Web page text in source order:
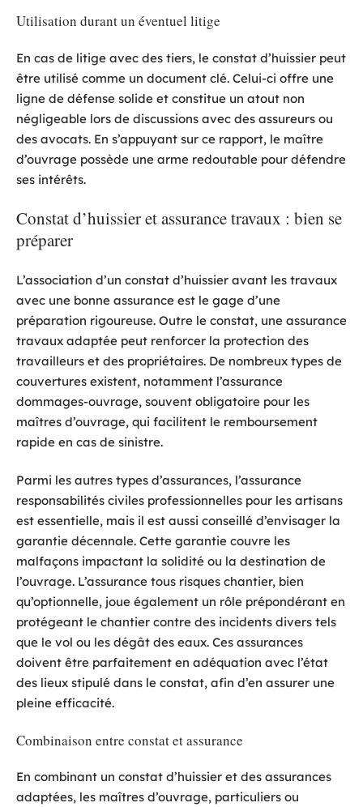
Utilisation durant un éventuel litige
En cas de litige avec des tiers, le constat d’huissier peut
être utilisé comme un document clé. Celui-ci offre une
ligne de défense solide et constitue un atout non
négligeable lors de discussions avec des assureurs ou
des avocats. En s’appuyant sur ce rapport, le maître
d’ouvrage possède une arme redoutable pour défendre
ses intérêts.
Constat d’huissier et assurance travaux : bien se
préparer
L’association d’un constat d’huissier avant les travaux
avec une bonne assurance est le gage d’une
préparation rigoureuse. Outre le constat, une assurance
travaux adaptée peut renforcer la protection des
travailleurs et des propriétaires. De nombreux types de
couvertures existent, notamment l’assurance
dommages-ouvrage, souvent obligatoire pour les
maîtres d’ouvrage, qui facilitent le remboursement
rapide en cas de sinistre.
Parmi les autres types d’assurances, l’assurance
responsabilités civiles professionnelles pour les artisans
est essentielle, mais il est aussi conseillé d’envisager la
garantie décennale. Cette garantie couvre les
malfaçons impactant la solidité ou la destination de
l’ouvrage. L’assurance tous risques chantier, bien
qu’optionnelle, joue également un rôle prépondérant en
protégeant le chantier contre des incidents divers tels
que le vol ou les dégât des eaux. Ces assurances
doivent être parfaitement en adéquation avec l’état
des lieux stipulé dans le constat, afin d’en assurer une
pleine efficacité.
Combinaison entre constat et assurance
En combinant un constat d’huissier et des assurances
adaptées, les maîtres d’ouvrage, particuliers ou